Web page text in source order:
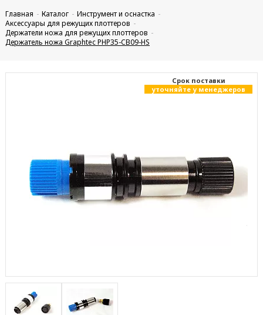
Главная Каталог
Инструмент и оснастка
Аксессуары для режущих плоттеров
Держатели ножа для режущих плоттеров
Держатель ножа Graphtec PHP35-CB09-HS
Cрок поставки
уточняйте у менеджеров